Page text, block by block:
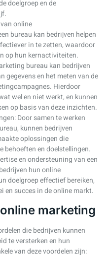
doelgroep en de
online
bureau kan bedrijven helpen
in te zetten, waardoor
op hun kernactiviteiten.
bureau kan bedrijven
gegevens en het meten van de
Hierdoor
wel en niet werkt, en kunnen
op basis van deze inzichten.
Door samen te werken
kunnen bedrijven
oplossingen die
behoeften en doelstellingen.
en ondersteuning van een
hun online
doelgroep effectief bereiken,
en succes in de online markt.
marketing
die bedrijven kunnen
te versterken en hun
van deze voordelen zijn: